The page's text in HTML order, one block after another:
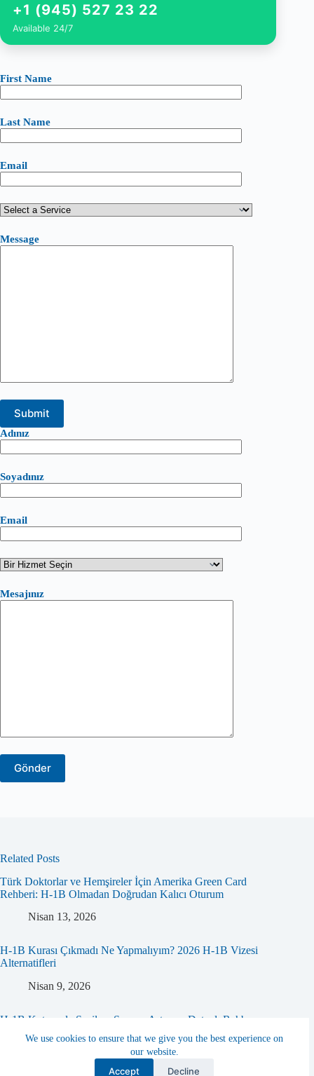
We use cookies to ensure that we give you the best experience on
our website.
Accept Decline
+1 (945) 527 23 22
Available 24/7
First Name
Last Name
Email
Message
Adınız
Soyadınız
Email
Mesajınız
Related Posts
Türk Doktorlar ve Hemşireler İçin Amerika Green Card
Rehberi: H-1B Olmadan Doğrudan Kalıcı Oturum
Nisan 13, 2026
H-1B Kurası Çıkmadı Ne Yapmalıyım? 2026 H-1B Vizesi
Alternatifleri
Nisan 9, 2026
H-1B Kotasında Seçilme Şansını Artırma: Detaylı Rehber ve
Stratejiler